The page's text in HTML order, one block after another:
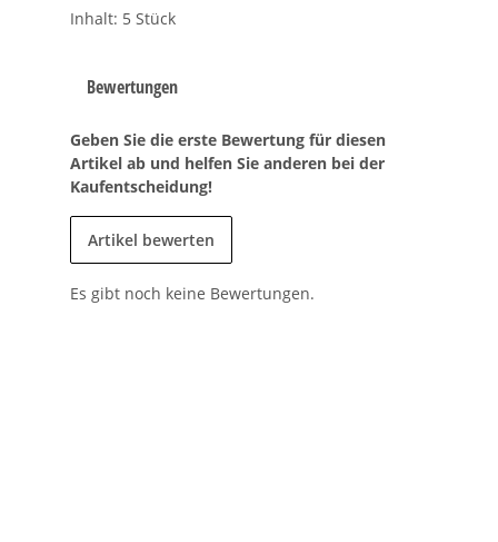
Inhalt: 5 Stück
Bewertungen
Geben Sie die erste Bewertung für diesen
Artikel ab und helfen Sie anderen bei der
Kaufentscheidung!
Artikel bewerten
Es gibt noch keine Bewertungen.